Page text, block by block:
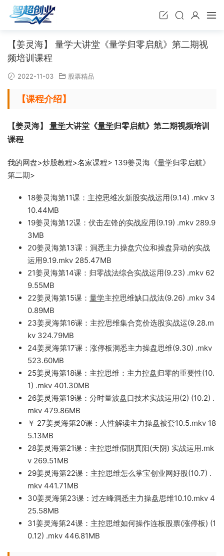
【姜灵海】 量学大讲堂《量学归零启航》第二期视
频培训课程
2022-11-03 股票精品
【课程介绍】
【姜灵海】 量学大讲堂《量学归零启航》第二期视频培训
课程
我的网盘>炒股教程>名家课程> 139姜灵海《量学归零启航》
第二期>
18姜灵海第11课：主控思维次新股实战运用(9.14) .mkv 3
10.44MB
19姜灵海第12课：伏击左锋的实战应用(9.19) .mkv 289.9
3MB
20姜灵海第13课：洞悉主力操盘穴位和操盘异动的实战
运用9.19.mkv 285.47MB
21姜灵海第14课：归零战法综合实战运用(9.23) .mkv 62
9.55MB
22姜灵海第15课： 量学主控思维缺口战法(9.26) .mkv 34
0.89MB
23姜灵海第16课：主控思维集合竞价选股实战运(9.28.m
kv 324.79MB
24姜灵海第17课：涨停板洞悉主力操盘思维(9.30) .mkv
523.60MB
25姜灵海第18课：主控思维：主力控盘归零的重要性(10.
1) .mkv 401.30MB
26姜灵海第19课 ：分时量波盘口技术实战运用(2) (10.2) .
mkv 479.86MB
￥ 27姜灵海第20课：人性解读主力操盘被套10.5.mkv 18
5.13MB
28姜灵海第21课：主控思维假阴真阳(天阴) 实战运用.mk
v 269.51MB
29姜灵海第22课：主控思维怎么掌宝创业网好股(10.7) .
mkv 441.71MB
30姜灵海第23课：过左峰洞悉主力操盘思维10.10.mkv 4
25.58MB
31姜灵海第24课：主控思维如何操作连板股票(涨停板) (1
0.12) .mkv 446.81MB